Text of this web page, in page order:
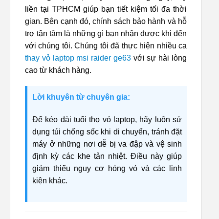
liền tại TPHCM giúp bạn tiết kiệm tối đa thời
gian. Bên cạnh đó, chính sách bảo hành và hỗ
trợ tận tâm là những gì bạn nhận được khi đến
với chúng tôi. Chúng tôi đã thực hiện nhiều ca
thay vỏ laptop msi raider ge63với sự hài lòng
cao từ khách hàng.
Lời khuyên từ chuyên gia:
Để kéo dài tuổi thọ vỏ laptop, hãy luôn sử
dụng túi chống sốc khi di chuyển, tránh đặt
máy ở những nơi dễ bị va đập và vệ sinh
định kỳ các khe tản nhiệt. Điều này giúp
giảm thiểu nguy cơ hỏng vỏ và các linh
kiện khác.